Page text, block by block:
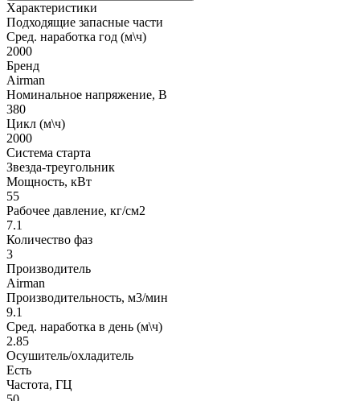
Характеристики
Подходящие запасные части
Сред. наработка год (м\ч)
2000
Бренд
Airman
Номинальное напряжение, В
380
Цикл (м\ч)
2000
Система старта
Звезда-треугольник
Мощность, кВт
55
Рабочее давление, кг/см2
7.1
Количество фаз
3
Производитель
Airman
Производительность, м3/мин
9.1
Сред. наработка в день (м\ч)
2.85
Осушитель/охладитель
Есть
Частота, ГЦ